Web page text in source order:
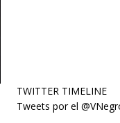
TWITTER TIMELINE
Tweets por el